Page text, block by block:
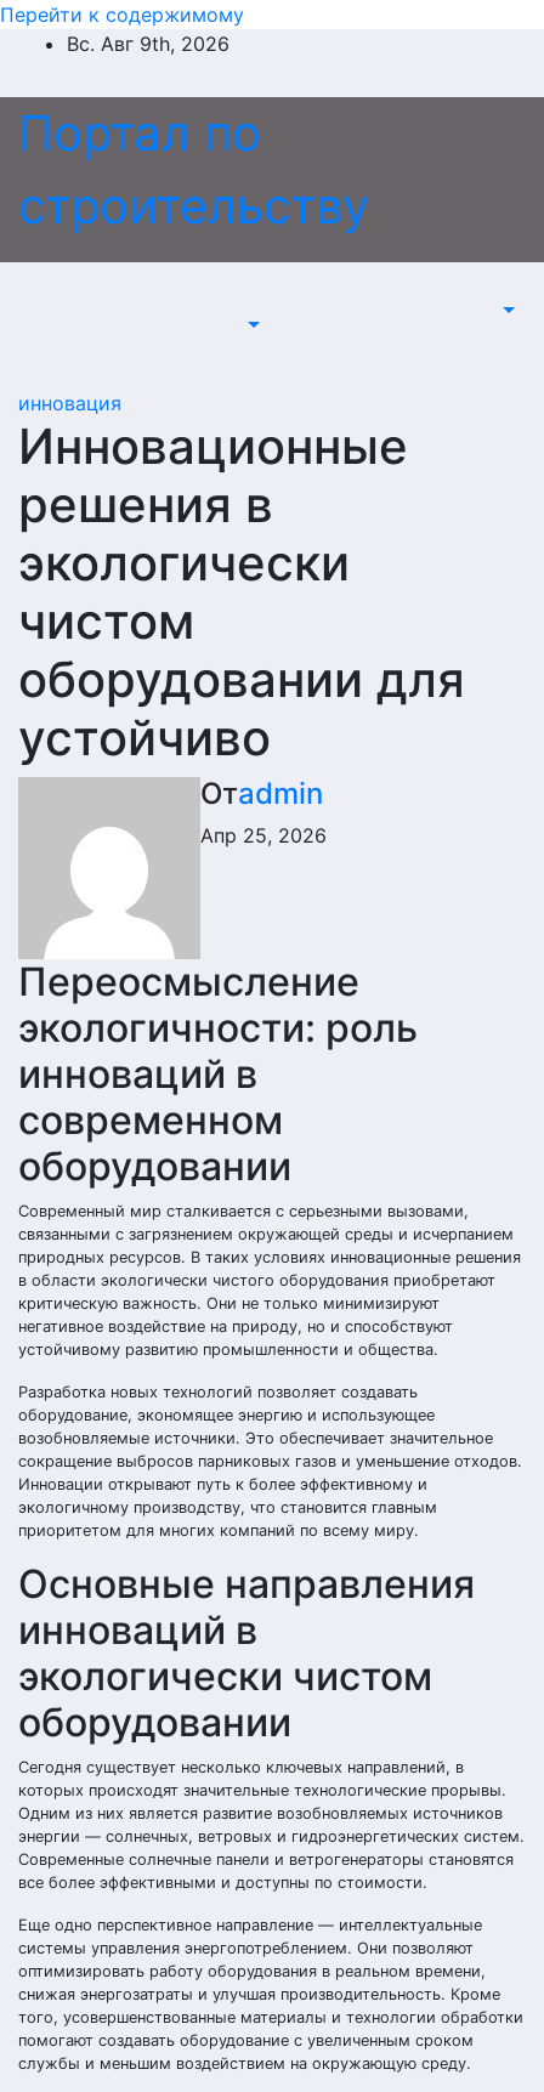
Перейти к содержимому
Вс. Авг 9th, 2026
Портал по
строительству
инновация
Инновационные
решения в
экологически
чистом
оборудовании для
устойчиво
Отadmin
Апр 25, 2026
Переосмысление
экологичности: роль
инноваций в
современном
оборудовании
Современный мир сталкивается с серьезными вызовами,
связанными с загрязнением окружающей среды и исчерпанием
природных ресурсов. В таких условиях инновационные решения
в области экологически чистого оборудования приобретают
критическую важность. Они не только минимизируют
негативное воздействие на природу, но и способствуют
устойчивому развитию промышленности и общества.
Разработка новых технологий позволяет создавать
оборудование, экономящее энергию и использующее
возобновляемые источники. Это обеспечивает значительное
сокращение выбросов парниковых газов и уменьшение отходов.
Инновации открывают путь к более эффективному и
экологичному производству, что становится главным
приоритетом для многих компаний по всему миру.
Основные направления
инноваций в
экологически чистом
оборудовании
Сегодня существует несколько ключевых направлений, в
которых происходят значительные технологические прорывы.
Одним из них является развитие возобновляемых источников
энергии — солнечных, ветровых и гидроэнергетических систем.
Современные солнечные панели и ветрогенераторы становятся
все более эффективными и доступны по стоимости.
Еще одно перспективное направление — интеллектуальные
системы управления энергопотреблением. Они позволяют
оптимизировать работу оборудования в реальном времени,
снижая энергозатраты и улучшая производительность. Кроме
того, усовершенствованные материалы и технологии обработки
помогают создавать оборудование с увеличенным сроком
службы и меньшим воздействием на окружающую среду.